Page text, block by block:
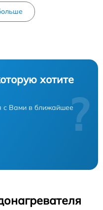
хотите
с Вами в ближайшее?